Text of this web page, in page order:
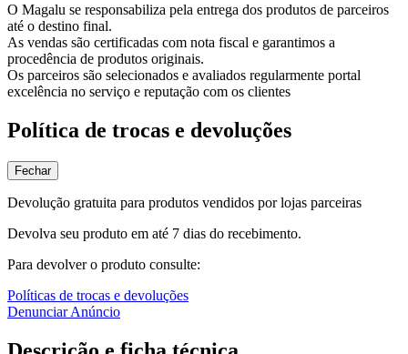
O Magalu se responsabiliza pela entrega dos produtos de parceiros
até o destino final.
As vendas são certificadas com nota fiscal e garantimos a
procedência de produtos originais.
Os parceiros são selecionados e avaliados regularmente portal
excelência no serviço e reputação com os clientes
Política de trocas e devoluções
Fechar
Devolução gratuita para produtos vendidos por lojas parceiras
Devolva seu produto em até 7 dias do recebimento.
Para devolver o produto consulte:
Políticas de trocas e devoluções
Denunciar Anúncio